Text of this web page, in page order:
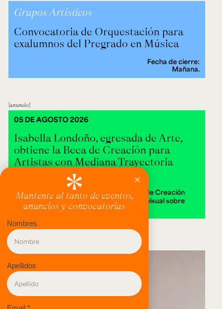
Grupos Artísticos
Convocatoria de Orquestación para
exalumnos del Pregrado en Música
Fecha de cierre:
Mañana.
anuncio
Isabella Londoño, egresada de Arte,
obtiene la Beca de Creación para
Artistas con Mediana Trayectoria
Alejandra Isabella Londoño ganó la Beca de Creación
2026 con Destierra, una instalación audiovisual sobre
memoria y territorio.
05 DE AGOSTO 2026
evento